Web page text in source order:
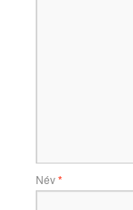
Név*